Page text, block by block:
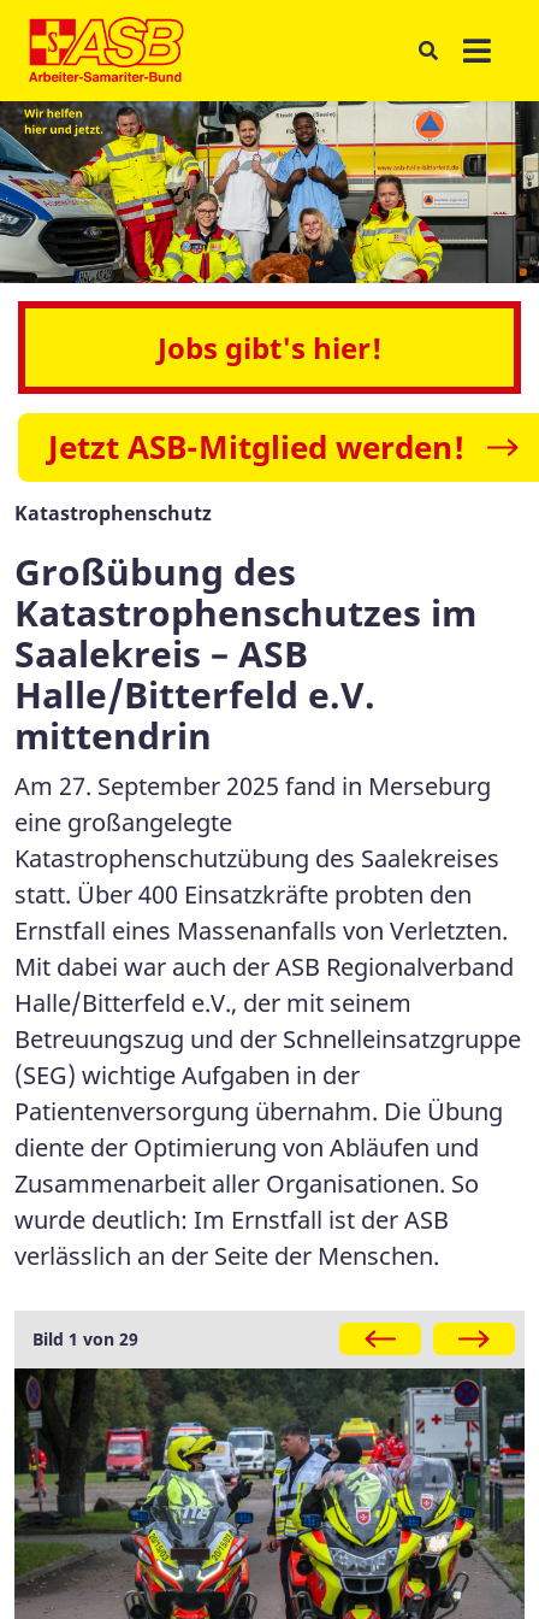
Jobs gibt's hier!
Jetzt ASB-Mitglied werden!
Katastrophenschutz
Großübung des
Katastrophenschutzes im
Saalekreis – ASB
Halle/Bitterfeld e.V.
mittendrin
Am 27. September 2025 fand in Merseburg
eine großangelegte
Katastrophenschutzübung des Saalekreises
statt. Über 400 Einsatzkräfte probten den
Ernstfall eines Massenanfalls von Verletzten.
Mit dabei war auch der ASB Regionalverband
Halle/Bitterfeld e.V., der mit seinem
Betreuungszug und der Schnelleinsatzgruppe
(SEG) wichtige Aufgaben in der
Patientenversorgung übernahm. Die Übung
diente der Optimierung von Abläufen und
Zusammenarbeit aller Organisationen. So
wurde deutlich: Im Ernstfall ist der ASB
verlässlich an der Seite der Menschen.
Galerie
Bild 1 von 29